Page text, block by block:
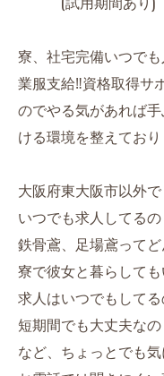
寮、社宅完備いつで
業服支給‼︎資格取得サ
のでやる気があれば
ける環境を整えてお
大阪府東大阪市以外
いつでも求人してるの
鉄骨鳶、足場鳶って
寮で彼女と暮らしても
求人はいつでもしてる
短期間でも大丈夫なの
など、ちょっとでも